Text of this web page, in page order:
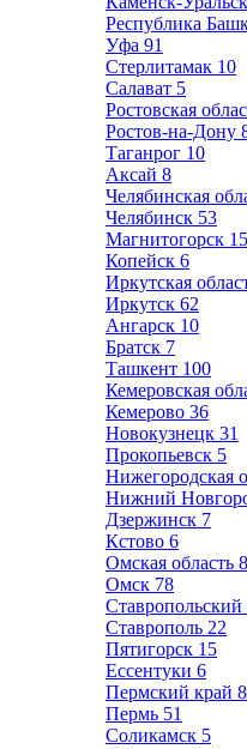
Республика
Уфа 91
Стерлитамак 10
Салават 5
Ростовская
Ростов-на-Дону
Таганрог 10
Аксай 8
Челябинская
Челябинск 53
Магнитогорск 15
Копейск 6
Иркутская
Иркутск 62
Ангарск 10
Братск 7
Ташкент 100
Кемеровская
Кемерово 36
Новокузнецк 31
Прокопьевск 5
Нижегородская
Нижний
Дзержинск 7
Кстово 6
Омская область
Омск 78
Ставропольский
Ставрополь 22
Пятигорск 15
Ессентуки 6
Пермский край
Пермь 51
Соликамск 5